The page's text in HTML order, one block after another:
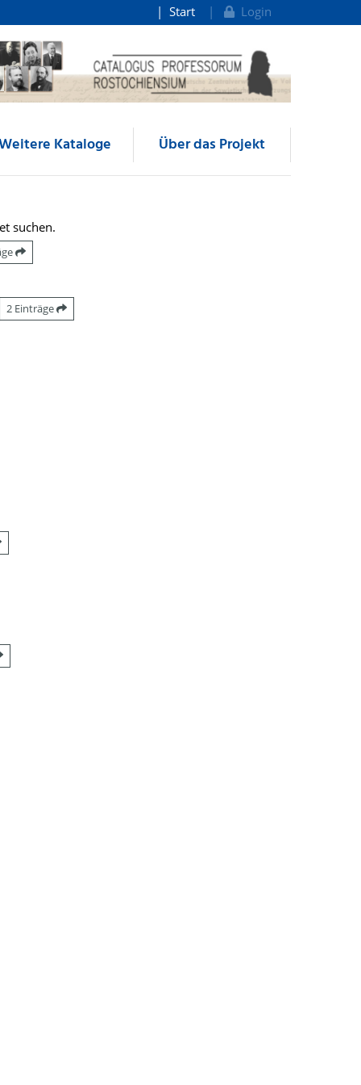
Start Login
Kataloge Über das Projekt
suchen.
2 Einträge